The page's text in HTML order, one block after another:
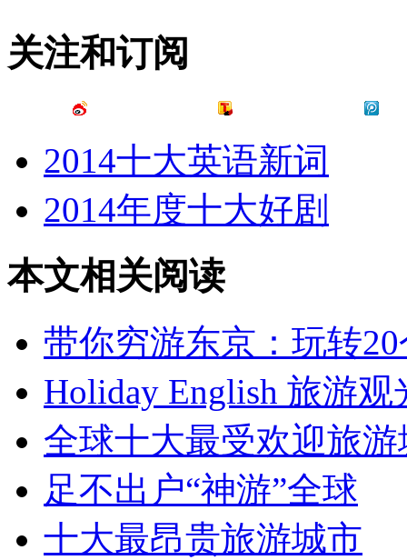
关注和订阅
2014十大英语新词
2014年度十大好剧
本文相关阅读
带你穷游东京：玩转
Holiday English 旅游
全球十大最受欢迎旅游
足不出户“神游”全球
十大最昂贵旅游城市